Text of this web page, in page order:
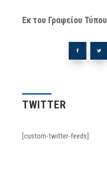
Εκ του Γραφείου Τύπου
TWITTER
[custom-twitter-feeds]